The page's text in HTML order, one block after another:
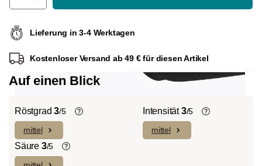
Lieferung in 3-4 Werktagen
Kostenloser Versand ab 49 € für diesen Artikel
Auf einen Blick
Röstgrad3/5
Helle Röstung (Light-/Cinnamon-
Roast):Es dominieren ausgeprägte
Fruchtnoten und komplexe Säuren bei
mittel
Intensität3/5
Die individuellen Aromen der
mittel
Säure 3/5